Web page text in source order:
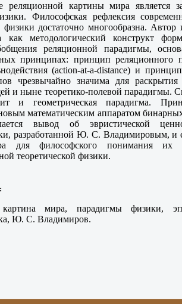
реляционной картины мира является
Философская рефлексия
физики достаточно многообразна.
как методологический конструкт
реляционной парадигмы,
принципах: принцип реляционного
(action-at-a-distance) и
чрезвычайно значима для
и ныне теоретико-полевой парадигмы.
и геометрическая парадигма.
математическим аппаратом
вывод об эвристической
разработанной Ю. С. Владимировым, и
для философского понимания их
теоретической физики.
:
картина мира, парадигмы физики,
Ю. С. Владимиров.